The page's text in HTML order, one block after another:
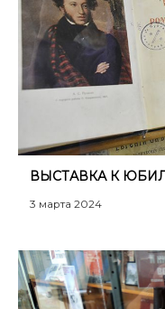
ВЫСТАВКА К
3 марта 2024